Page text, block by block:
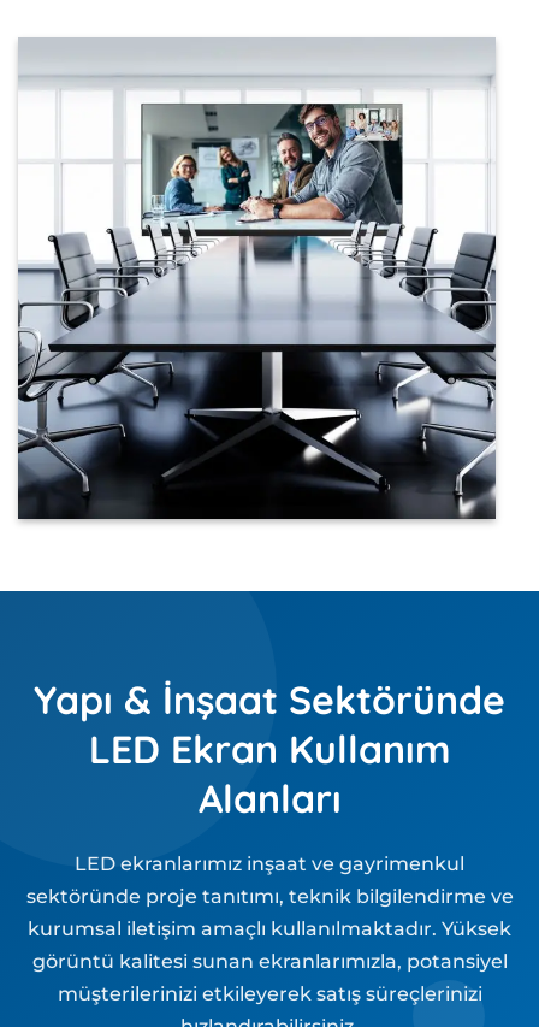
Yapı & İnşaat Sektöründe
LED Ekran Kullanım
Alanları
LED ekranlarımız inşaat ve gayrimenkul
sektöründe proje tanıtımı, teknik bilgilendirme ve
kurumsal iletişim amaçlı kullanılmaktadır. Yüksek
görüntü kalitesi sunan ekranlarımızla, potansiyel
müşterilerinizi etkileyerek satış süreçlerinizi